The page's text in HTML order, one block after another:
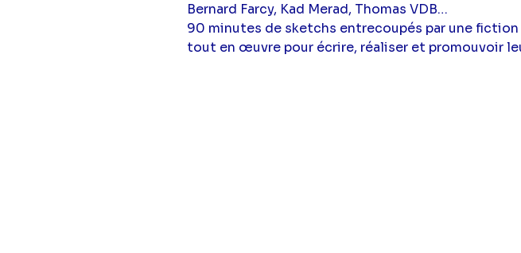
Bernard Farcy, Kad Merad, Thomas VDB…
90 minutes de sketchs entrecoupés par une
tout en œuvre pour écrire, réaliser et promouvoir